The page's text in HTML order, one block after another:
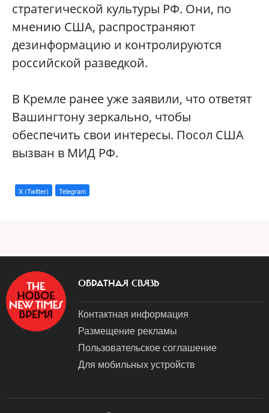
стратегической культуры РФ. Они, по
мнению США, распространяют
дезинформацию и контролируются
российской разведкой.
В Кремле ранее уже заявили, что ответят
Вашингтону зеркально, чтобы
обеспечить свои интересы. Посол США
вызван в МИД РФ.
X (Twitter) Telegram
ОБРАТНАЯ СВЯЗЬ
Контактная информация
Размещение рекламы
Пользовательское соглашение
Для мобильных устройств